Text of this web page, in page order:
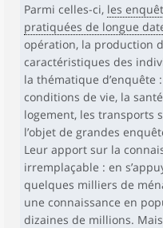
Parmi celles-ci, les
pratiquées de longue
opération, la production
caractéristiques des
la thématique d’enquête
conditions de vie, la
logement, les transports
l’objet de grandes
Leur apport sur la
irremplaçable : en
quelques milliers de
une connaissance en
dizaines de millions.